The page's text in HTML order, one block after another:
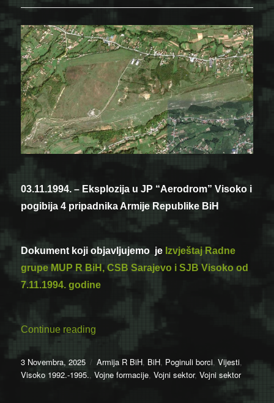
03.11.1994. – Eksplozija u JP “Aerodrom” Visoko i
pogibija 4 pripadnika Armije Republike BiH
Dokument koji objavljujemo je Izvještaj Radne
grupe MUP R BiH, CSB Sarajevo i SJB Visoko od
7.11.1994. godine
Continue reading “Da se ne zaboravi: Eksplozija u JP
Posted
on
3 Novembra, 2025 Categories
Armija R BiH, BiH, Poginuli borci,Vijesti,
Visoko 1992.-1995.,Vojne formacije,Vojni sektor,Vojni sektor